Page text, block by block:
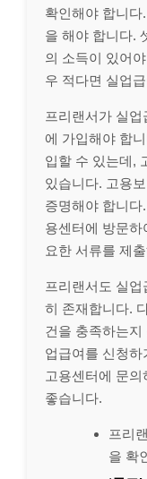
확인해야 합니다
을 해야 합니다.
의 소득이 있어
우 적다면 실업
프리랜서가 실
에 가입해야 합
입할 수 있는데,
있습니다. 고용
증명해야 합니다
용센터에 방문하
요한 서류를 제
프리랜서도 실
히 존재합니다.
건을 충족하는지
업급여를 신청
고용센터에 문
좋습니다.
프리
을 확